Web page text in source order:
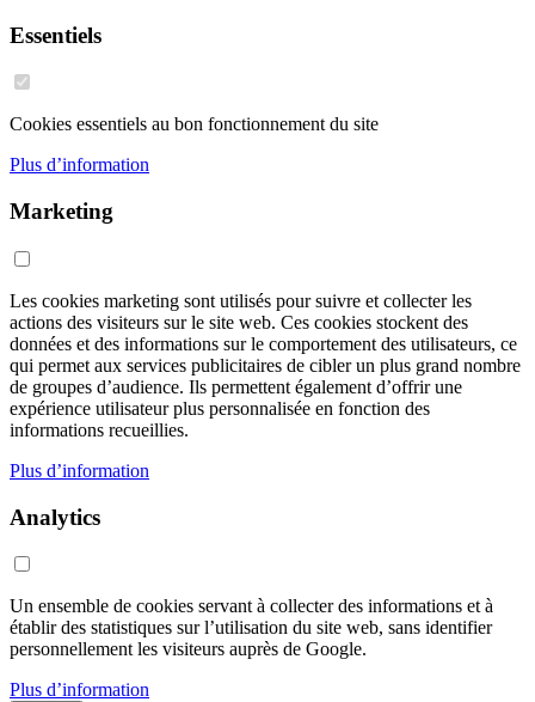
Essentiels
Cookies essentiels au bon fonctionnement du site
Plus d’information
Marketing
Les cookies marketing sont utilisés pour suivre et collecter les
actions des visiteurs sur le site web. Ces cookies stockent des
données et des informations sur le comportement des utilisateurs, ce
qui permet aux services publicitaires de cibler un plus grand nombre
de groupes d’audience. Ils permettent également d’offrir une
expérience utilisateur plus personnalisée en fonction des
informations recueillies.
Plus d’information
Analytics
Un ensemble de cookies servant à collecter des informations et à
établir des statistiques sur l’utilisation du site web, sans identifier
personnellement les visiteurs auprès de Google.
Plus d’information